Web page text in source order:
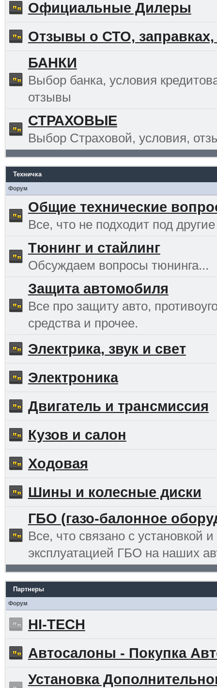
Официальные Дилеры
Отзывы о СТО, заправках,
БАНКИ
Выбор банка, условия
отзывы
СТРАХОВЫЕ
Выбор Страховой, условия,
Техничка
Форум
Общие технические
Все, что не подходит под другие
Тюнинг и стайлинг
Обсуждаем вопросы тюнинга...
Защита автомобиля
Все про защиту авто,
средства и прочее.
Электрика, звук и свет
Электроника
Двигатель и трансмиссия
Кузов и салон
Ходовая
Шины и колесные диски
ГБО (газо-балонное
Все, что связано с установкой и
эксплуатацией ГБО на наших
Партнеры
Форум
HI-TECH
Автосалоны - Покупка
Установка